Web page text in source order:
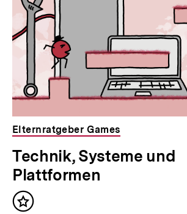
Elternratgeber Games
Technik, Systeme und
Plattformen
Inhalt